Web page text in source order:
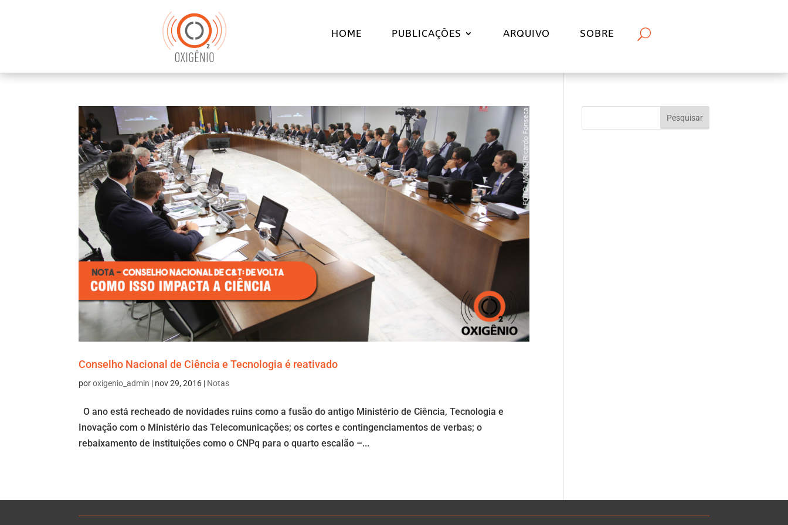
HOME PUBLICAÇÕES ARQUIVO SOBRE
Conselho Nacional de Ciência e Tecnologia é reativado
poroxigenio_admin | nov 29, 2016 | Notas
O ano está recheado de novidades ruins como a fusão do antigo Ministério de Ciência, Tecnologia e
Inovação com o Ministério das Telecomunicações; os cortes e contingenciamentos de verbas; o
rebaixamento de instituições como o CNPq para o quarto escalão –...